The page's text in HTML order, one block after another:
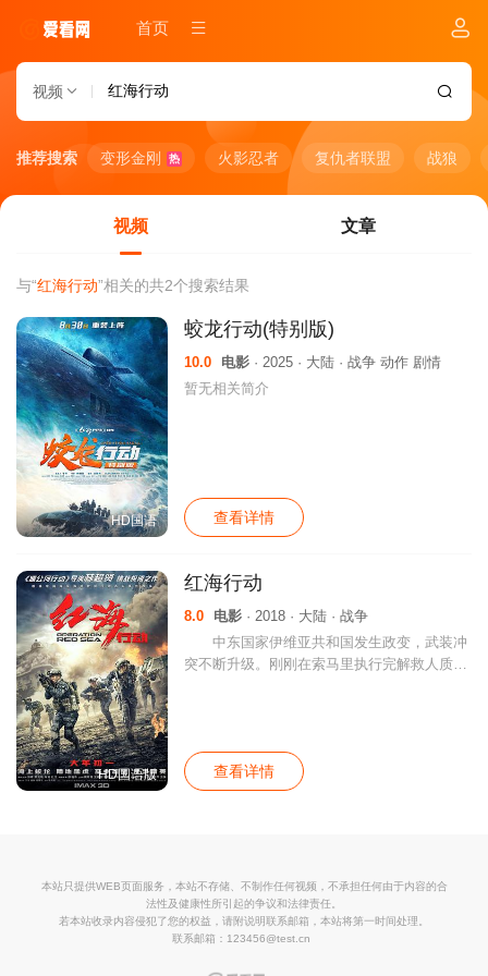
首页
视频
推荐搜索 变形金刚 热 火影忍者 复仇者联盟 战狼
视频 文章
与“红海行动”相关的共2个搜索结果
HD国语
蛟龙行动(特别版)
10.0 电影 · 2025 · 大陆 · 战争 动作 剧情
暂无相关简介
查看详情
HD国语版
红海行动
8.0 电影 · 2018 · 大陆 · 战争
中东国家伊维亚共和国发生政变，武装冲
突不断升级。刚刚在索马里执行完解救人质任
查看详情
本站只提供WEB页面服务，本站不存储、不制作任何视频，不承担任何由于内容的合
法性及健康性所引起的争议和法律责任。
若本站收录内容侵犯了您的权益，请附说明联系邮箱，本站将第一时间处理。
联系邮箱：123456@test.cn